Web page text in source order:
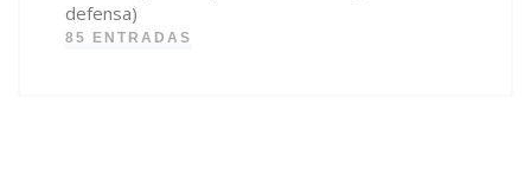
defensa)
85 ENTRADAS